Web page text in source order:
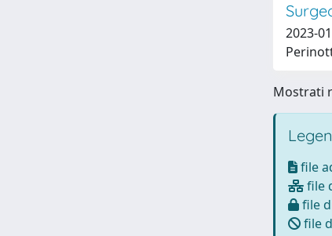
2023-
Mostrati
file
file
file
file